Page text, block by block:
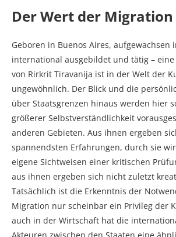
Der Wert der Migration
Geboren in Buenos Aires, aufgewachsen
international ausgebildet und tätig –
von Rirkrit Tiravanija ist in der Welt der
ungewöhnlich. Der Blick und die
über Staatsgrenzen hinaus werden hier
größerer Selbstverständlichkeit
anderen Gebieten. Aus ihnen ergeben
spannendsten Erfahrungen, durch sie
eigene Sichtweisen einer kritischen
aus ihnen ergeben sich nicht zuletzt
Tatsächlich ist die Erkenntnis der
Migration nur scheinbar ein Privileg der
auch in der Wirtschaft hat die